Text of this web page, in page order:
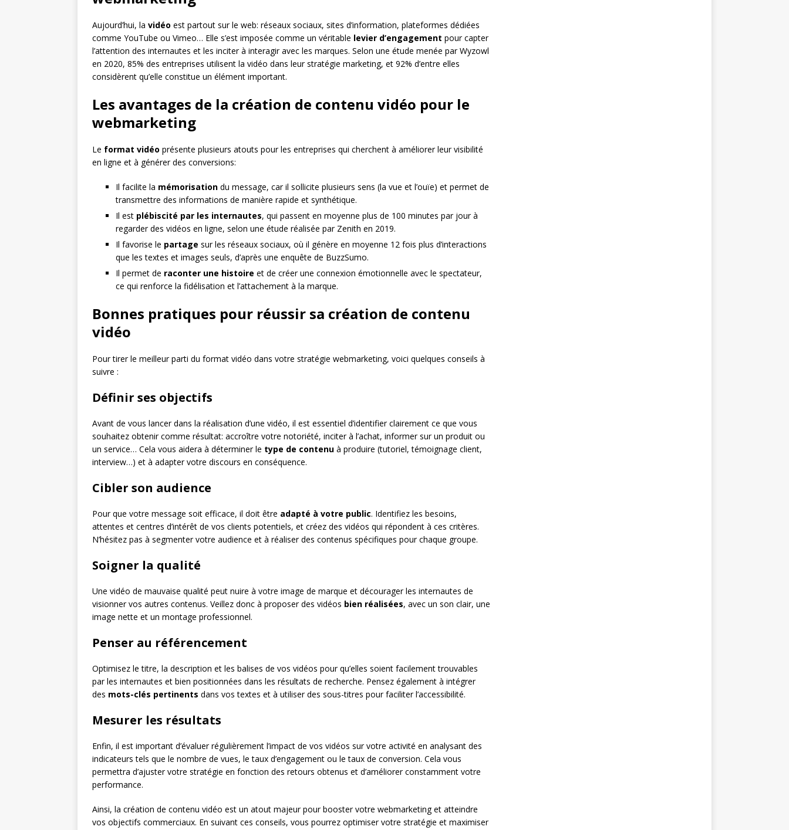
Aujourd’hui, la vidéo est partout sur le web: réseaux sociaux, sites d’information, plateformes dédiées
comme YouTube ou Vimeo… Elle s’est imposée comme un véritable levier d’engagement pour capter
l’attention des internautes et les inciter à interagir avec les marques. Selon une étude menée par Wyzowl
en 2020, 85% des entreprises utilisent la vidéo dans leur stratégie marketing, et 92% d’entre elles
considèrent qu’elle constitue un élément important.
Les avantages de la création de contenu vidéo pour le
webmarketing
Le format vidéo présente plusieurs atouts pour les entreprises qui cherchent à améliorer leur visibilité
en ligne et à générer des conversions:
Il facilite la mémorisation du message, car il sollicite plusieurs sens (la vue et l’ouïe) et permet de
transmettre des informations de manière rapide et synthétique.
Il est plébiscité par les internautes, qui passent en moyenne plus de 100 minutes par jour à
regarder des vidéos en ligne, selon une étude réalisée par Zenith en 2019.
Il favorise le partage sur les réseaux sociaux, où il génère en moyenne 12 fois plus d’interactions
que les textes et images seuls, d’après une enquête de BuzzSumo.
Il permet de raconter une histoire et de créer une connexion émotionnelle avec le spectateur,
ce qui renforce la fidélisation et l’attachement à la marque.
Bonnes pratiques pour réussir sa création de contenu
vidéo
Pour tirer le meilleur parti du format vidéo dans votre stratégie webmarketing, voici quelques conseils à
suivre :
Définir ses objectifs
Avant de vous lancer dans la réalisation d’une vidéo, il est essentiel d’identifier clairement ce que vous
souhaitez obtenir comme résultat: accroître votre notoriété, inciter à l’achat, informer sur un produit ou
un service… Cela vous aidera à déterminer le type de contenu à produire (tutoriel, témoignage client,
interview…) et à adapter votre discours en conséquence.
Cibler son audience
Pour que votre message soit efficace, il doit être adapté à votre public. Identifiez les besoins,
attentes et centres d’intérêt de vos clients potentiels, et créez des vidéos qui répondent à ces critères.
N’hésitez pas à segmenter votre audience et à réaliser des contenus spécifiques pour chaque groupe.
Soigner la qualité
Une vidéo de mauvaise qualité peut nuire à votre image de marque et décourager les internautes de
visionner vos autres contenus. Veillez donc à proposer des vidéos bien réalisées, avec un son clair, une
image nette et un montage professionnel.
Penser au référencement
Optimisez le titre, la description et les balises de vos vidéos pour qu’elles soient facilement trouvables
par les internautes et bien positionnées dans les résultats de recherche. Pensez également à intégrer
des mots-clés pertinents dans vos textes et à utiliser des sous-titres pour faciliter l’accessibilité.
Mesurer les résultats
Enfin, il est important d’évaluer régulièrement l’impact de vos vidéos sur votre activité en analysant des
indicateurs tels que le nombre de vues, le taux d’engagement ou le taux de conversion. Cela vous
permettra d’ajuster votre stratégie en fonction des retours obtenus et d’améliorer constamment votre
performance.
Ainsi, la création de contenu vidéo est un atout majeur pour booster votre webmarketing et atteindre
vos objectifs commerciaux. En suivant ces conseils, vous pourrez optimiser votre stratégie et maximiser